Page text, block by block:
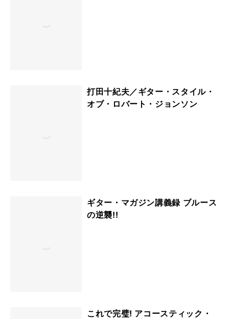
打田十紀夫／ギター・スタイル・
オブ・ロバート・ジョンソン
ギター・マガジン講義録 ブルース
の逆襲!!
これで完璧! アコースティック・